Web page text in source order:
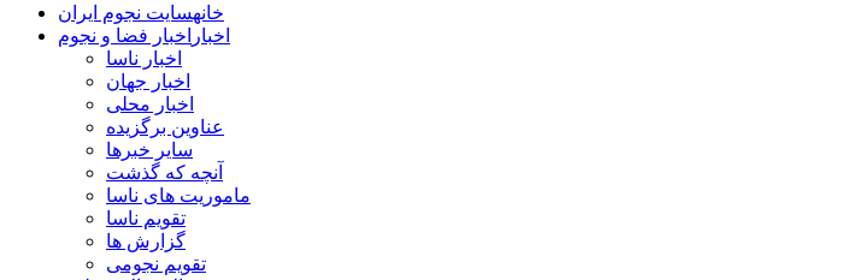
خانهسایت نجوم ایران
اخبار اخبار فضا و نجوم
اخبار ناسا
اخبار جهان
اخبار محلی
عناوین برگزیده
سایر خبرها
آنچه که گذشت
ماموریت های ناسا
تقویم ناسا
گزارش ها
تقویم نجومی